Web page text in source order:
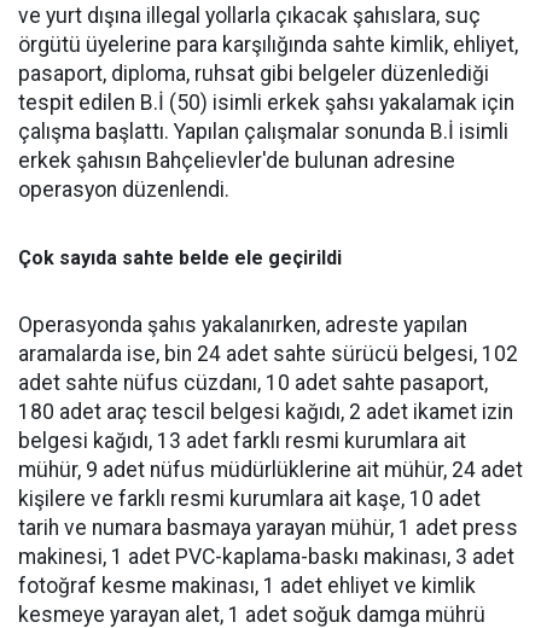
ve yurt dışına illegal yollarla çıkacak şahıslara, suç
örgütü üyelerine para karşılığında sahte kimlik, ehliyet,
pasaport, diploma, ruhsat gibi belgeler düzenlediği
tespit edilen B.İ (50) isimli erkek şahsı yakalamak için
çalışma başlattı. Yapılan çalışmalar sonunda B.İ isimli
erkek şahısın Bahçelievler'de bulunan adresine
operasyon düzenlendi.
Çok sayıda sahte belde ele geçirildi
Operasyonda şahıs yakalanırken, adreste yapılan
aramalarda ise, bin 24 adet sahte sürücü belgesi, 102
adet sahte nüfus cüzdanı, 10 adet sahte pasaport,
180 adet araç tescil belgesi kağıdı, 2 adet ikamet izin
belgesi kağıdı, 13 adet farklı resmi kurumlara ait
mühür, 9 adet nüfus müdürlüklerine ait mühür, 24 adet
kişilere ve farklı resmi kurumlara ait kaşe, 10 adet
tarih ve numara basmaya yarayan mühür, 1 adet press
makinesi, 1 adet PVC-kaplama-baskı makinası, 3 adet
fotoğraf kesme makinası, 1 adet ehliyet ve kimlik
kesmeye yarayan alet, 1 adet soğuk damga mührü